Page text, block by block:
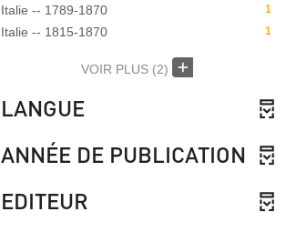
1
Italie -- 1789-1870
1
Italie -- 1815-1870
VOIR PLUS (2)
LANGUE
ANNÉE DE PUBLICATION
EDITEUR